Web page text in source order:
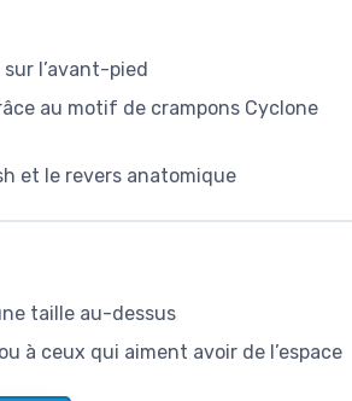
l’avant-pied
au motif de crampons Cyclone
et le revers anatomique
taille au-dessus
à ceux qui aiment avoir de l’espace